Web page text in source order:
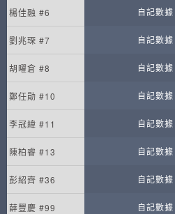
楊佳融 #6 自記數據
劉兆琛 #7 自記數據
胡曜倉 #8 自記數據
鄭任勛 #10 自記數據
李冠緯 #11 自記數據
陳柏睿 #13 自記數據
彭紹齊 #36 自記數據
薛豐慶 #99 自記數據